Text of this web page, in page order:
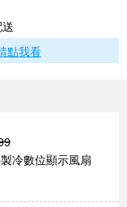
點我看
冷數位顯示風扇